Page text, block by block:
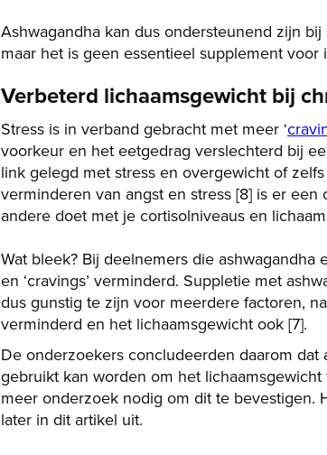
Ashwagandha kan dus ondersteunend zijn
maar het is geen essentieel supplement voor
Verbeterd lichaamsgewicht bij
Stress is in verband gebracht met meer ‘
voorkeur en het eetgedrag verslechterd bij
link gelegd met stress en overgewicht of
verminderen van angst en stress [8] is er
andere doet met je cortisolniveaus en
Wat bleek? Bij deelnemers die
en ‘cravings’ verminderd. Suppletie met
dus gunstig te zijn voor meerdere factoren,
verminderd en het lichaamsgewicht ook [7].
De onderzoekers concludeerden daarom
gebruikt kan worden om het
meer onderzoek nodig om dit te bevestigen.
later in dit artikel uit.